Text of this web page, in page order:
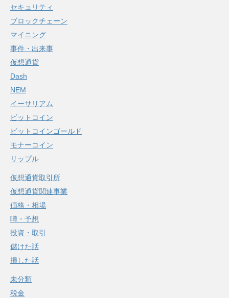
セキュリティ
ブロックチェーン
マイニング
事件・出来事
仮想通貨
Dash
NEM
イーサリアム
ビットコイン
ビットコインゴールド
モナーコイン
リップル
仮想通貨取引所
仮想通貨関連事業
価格・相場
噂・予想
投資・取引
儲けた話
損した話
未分類
税金